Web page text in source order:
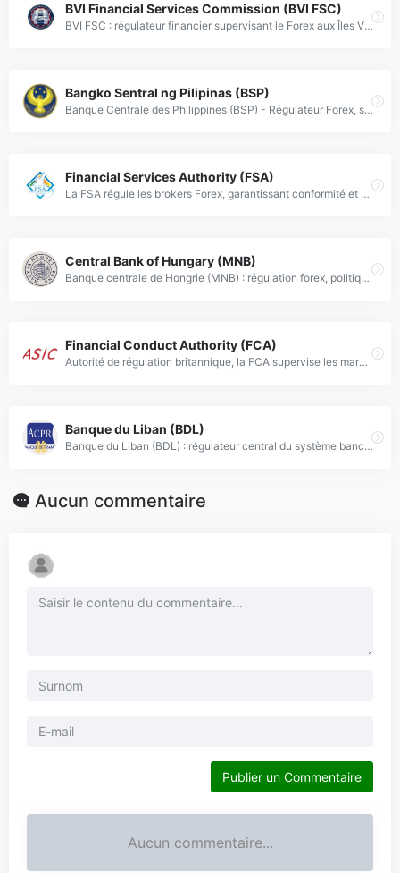
BVI Financial Services Commission (BVI FSC)
BVI FSC : régulateur financier supervisant le Forex aux Îles Vierges Britanniques, assurant conformité et intégrité des marchés.
Bangko Sentral ng Pilipinas (BSP)
Banque Centrale des Philippines (BSP) - Régulateur Forex, stabilité monétaire et supervision bancaire conforme à la loi RA 7653.
Financial Services Authority (FSA)
La FSA régule les brokers Forex, garantissant conformité et sécurité des investisseurs via des normes financières strictes et une supervision institutionnelle.
Central Bank of Hungary (MNB)
Banque centrale de Hongrie (MNB) : régulation forex, politique monétaire, stabilité des prix et gestion des réserves internationales .
Financial Conduct Authority (FCA)
Autorité de régulation britannique, la FCA supervise les marchés financiers et les entreprises de services financiers, garantissant la protection des investisseurs et l'intégrité du Forex.
Banque du Liban (BDL)
Banque du Liban (BDL) : régulateur central du système bancaire libanais, supervisant la réglementation Forex, la politique monétaire et la conformité AML/CFT.
Aucun commentaire
Publier un Commentaire
Aucun commentaire...